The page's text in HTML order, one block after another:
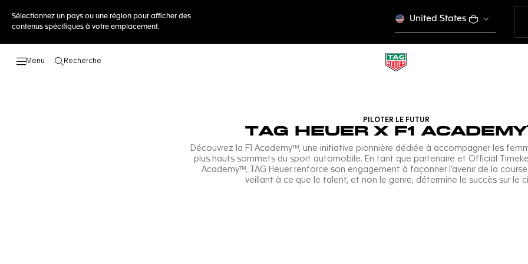
Sélectionnez un pays ou une région pour afficher des
contenus spécifiques à votre emplacement.
United States
Recherche